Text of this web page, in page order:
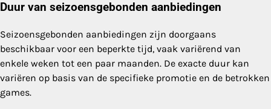
Duur van seizoensgebonden aanbiedingen
Seizoensgebonden aanbiedingen zijn doorgaans
beschikbaar voor een beperkte tijd, vaak variërend van
enkele weken tot een paar maanden. De exacte duur kan
variëren op basis van de specifieke promotie en de betrokken
games.